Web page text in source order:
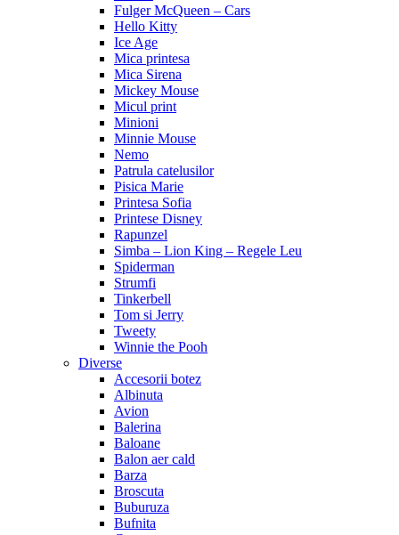
Fulger McQueen – Cars
Hello Kitty
Ice Age
Mica printesa
Mica Sirena
Mickey Mouse
Micul print
Minioni
Minnie Mouse
Nemo
Patrula catelusilor
Pisica Marie
Printesa Sofia
Printese Disney
Rapunzel
Simba – Lion King – Regele Leu
Spiderman
Strumfi
Tinkerbell
Tom si Jerry
Tweety
Winnie the Pooh
Diverse
Accesorii botez
Albinuta
Avion
Balerina
Baloane
Balon aer cald
Barza
Broscuta
Buburuza
Bufnita